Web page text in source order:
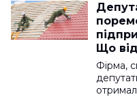
Що
Фірма,